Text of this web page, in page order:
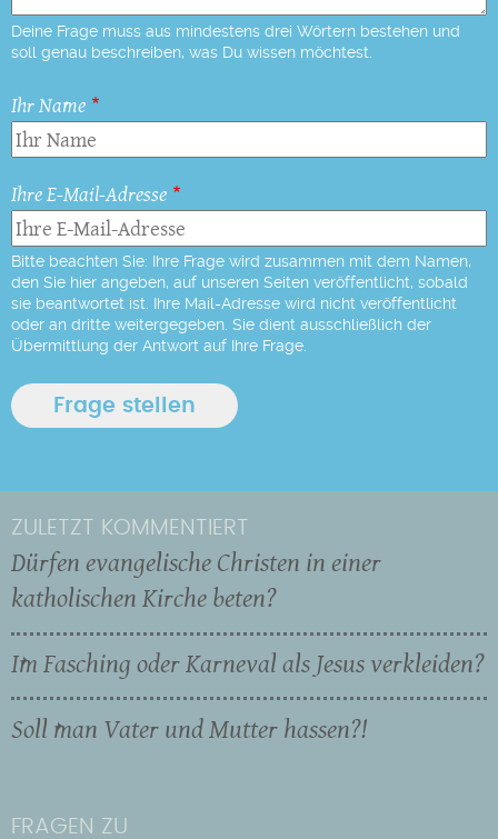
Deine Frage muss aus mindestens drei Wörtern bestehen und
soll genau beschreiben, was Du wissen möchtest.
Ihr Name
Ihre E-Mail-Adresse
Bitte beachten Sie: Ihre Frage wird zusammen mit dem Namen,
den Sie hier angeben, auf unseren Seiten veröffentlicht, sobald
sie beantwortet ist. Ihre Mail-Adresse wird nicht veröffentlicht
oder an dritte weitergegeben. Sie dient ausschließlich der
Übermittlung der Antwort auf Ihre Frage.
ZULETZT KOMMENTIERT
Dürfen evangelische Christen in einer
katholischen Kirche beten?
Im Fasching oder Karneval als Jesus verkleiden?
Soll man Vater und Mutter hassen?!
FRAGEN ZU